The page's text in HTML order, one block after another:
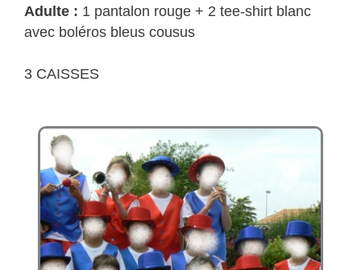
Adulte : 1 pantalon rouge + 2 tee-shirt blanc
avec boléros bleus cousus
3 CAISSES